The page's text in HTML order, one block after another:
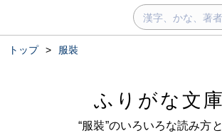
トップ > 服裝
ふりがな文庫
“服裝”のいろいろな読み方